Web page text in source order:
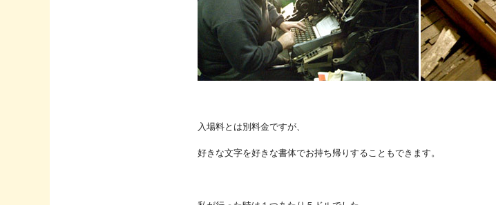
入場料とは別料金ですが、
好きな文字を好きな書体でお持ち帰りすることもできます。